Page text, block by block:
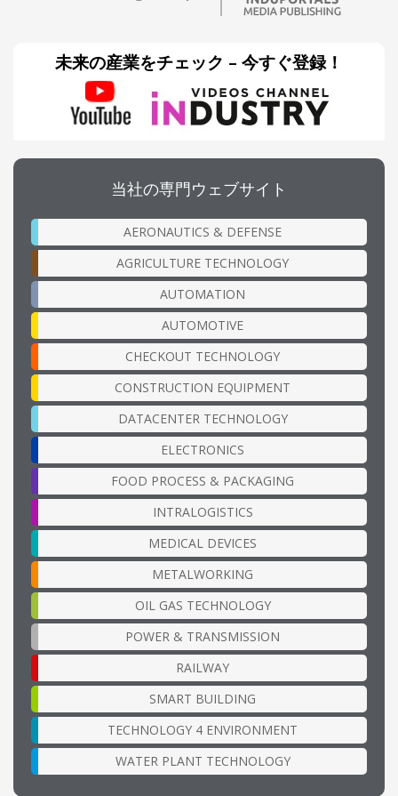
未来の産業をチェック – 今すぐ登録！
当社の専門ウェブサイト
AERONAUTICS & DEFENSE
AGRICULTURE TECHNOLOGY
AUTOMATION
AUTOMOTIVE
CHECKOUT TECHNOLOGY
CONSTRUCTION EQUIPMENT
DATACENTER TECHNOLOGY
ELECTRONICS
FOOD PROCESS & PACKAGING
INTRALOGISTICS
MEDICAL DEVICES
METALWORKING
OIL GAS TECHNOLOGY
POWER & TRANSMISSION
RAILWAY
SMART BUILDING
TECHNOLOGY 4 ENVIRONMENT
WATER PLANT TECHNOLOGY